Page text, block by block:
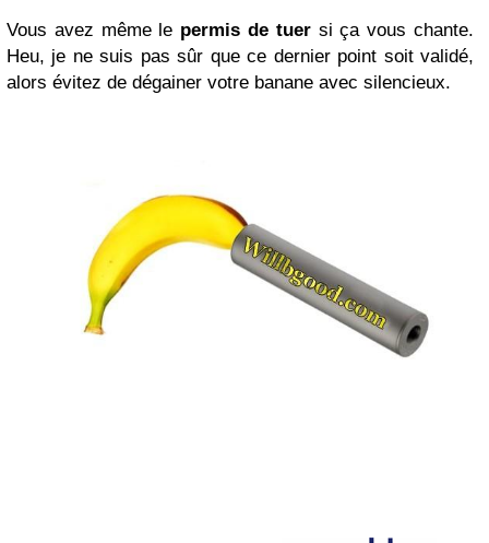
Vous avez même le permis de tuersi ça vous chante.
Heu, je ne suis pas sûr que ce dernier point soit validé,
alors évitez de dégainer votre banane avec silencieux.